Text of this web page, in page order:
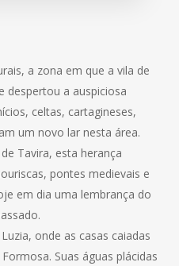
a zona em que a vila de
despertou a auspiciosa
celtas, cartagineses,
um novo lar nesta área.
Tavira, esta herança
pontes medievais e
em dia uma lembrança do
onde as casas caiadas
Suas águas plácidas